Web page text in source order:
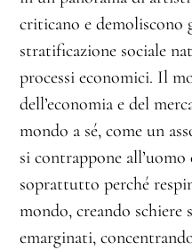
criticano e demoliscono
stratificazione sociale
processi economici. Il
dell’economia e del
mondo a sé, come un
si contrappone all’uomo
soprattutto perché
mondo, creando schiere
emarginati,